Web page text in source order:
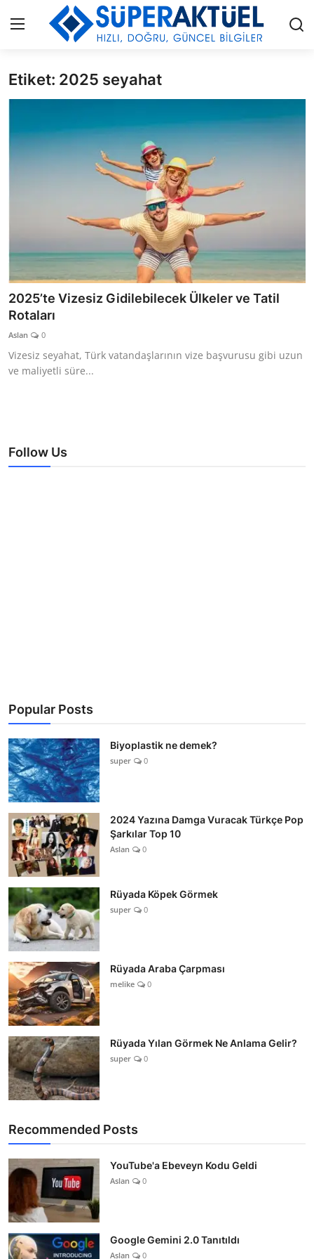
Giriş Kayıt Ol
HAKKIMIZDA
İŞ BİRLİĞİ
MÜZİK
BİLGİ
ÖNEMLİ GÜNLER
Etiket: 2025 seyahat
2025’te Vizesiz Gidilebilecek Ülkeler ve Tatil
Rotaları
Aslan 0
Vizesiz seyahat, Türk vatandaşlarının vize başvurusu gibi uzun
ve maliyetli süre...
Follow Us
Popular Posts
Biyoplastik ne demek?
super 0
2024 Yazına Damga Vuracak Türkçe Pop
Şarkılar Top 10
Aslan 0
Rüyada Köpek Görmek
super 0
Rüyada Araba Çarpması
melike 0
Rüyada Yılan Görmek Ne Anlama Gelir?
super 0
Recommended Posts
YouTube'a Ebeveyn Kodu Geldi
Aslan 0
Google Gemini 2.0 Tanıtıldı
Aslan 0